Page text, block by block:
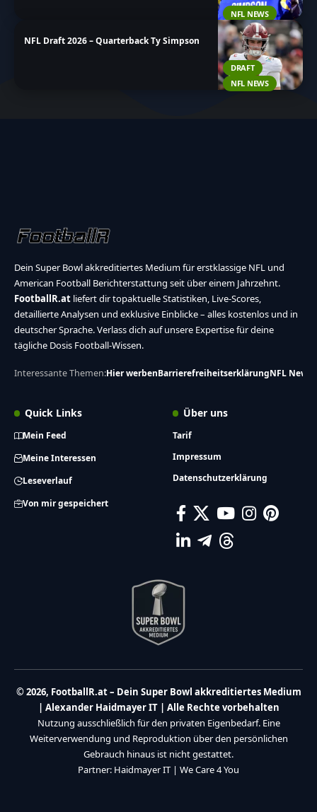
NFL NEWS
DRAFT
NFL NEWS
NFL Draft 2026 – Quarterback Ty Simpson
Dein Super Bowl akkreditiertes Medium für erstklassige NFL und
American Football Berichterstattung seit über einem Jahrzehnt.
FootballR.at liefert dir topaktuelle Statistiken, Live-Scores,
detaillierte Analysen und exklusive Einblicke – alles kostenlos und in
deutscher Sprache. Verlass dich auf unsere Expertise für deine
tägliche Dosis Football-Wissen.
Interessante Themen:Hier werbenBarrierefreiheitserklärungNFL News
Quick Links
Mein Feed
Meine Interessen
Leseverlauf
Von mir gespeichert
Über uns
Tarif
Impressum
Datenschutzerklärung
© 2026, FootballR.at – Dein Super Bowl akkreditiertes Medium
| Alexander Haidmayer IT | Alle Rechte vorbehalten
Nutzung ausschließlich für den privaten Eigenbedarf. Eine
Weiterverwendung und Reproduktion über den persönlichen
Gebrauch hinaus ist nicht gestattet.
Partner: Haidmayer IT | We Care 4 You